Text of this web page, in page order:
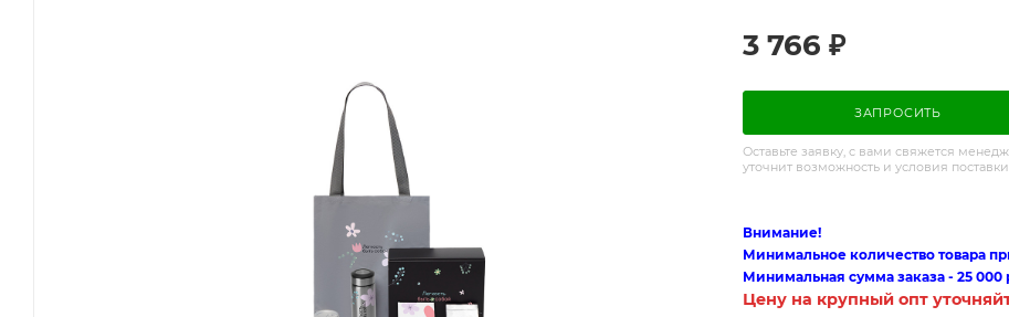
3 766 ₽
ЗАПРОСИТЬ
Оставьте заявку, с вами свяжется
уточнит возможность и условия поставки
Внимание!
Минимальное количество товара
Минимальная сумма заказа - 25 000
Цену на крупный опт